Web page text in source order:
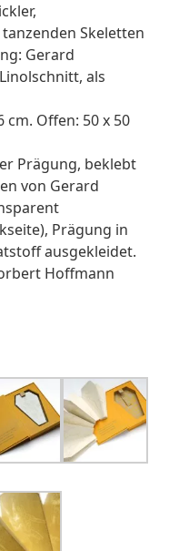
Skeletten
Gerard
als
cm. Offen: 50 x 50
Prägung, beklebt
von Gerard
Prägung in
ausgekleidet.
Hoffmann